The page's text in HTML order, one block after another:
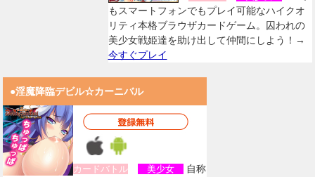
もスマートフォンでもプレイ可能なハイクオ
リティ本格ブラウザカードゲーム。囚われの
美少女戦姫達を助け出して仲間にしよう！→
今すぐプレイ
●淫魔降臨デビル☆カーニバル
カードバトル 美少女
自称